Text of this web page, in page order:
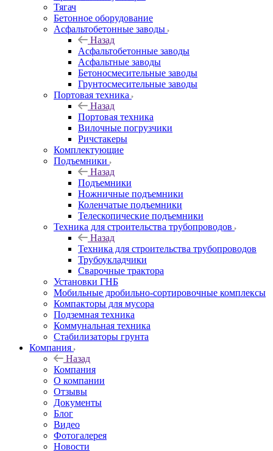
Тягач
Бетонное оборудование
Асфальтобетонные заводы
Назад
Асфальтобетонные заводы
Асфальтные заводы
Бетоносмесительные заводы
Грунтосмесительные заводы
Портовая техника
Назад
Портовая техника
Вилочные погрузчики
Ричстакеры
Комплектующие
Подъемники
Назад
Подъемники
Ножничные подъемники
Коленчатые подъемники
Телескопические подъемники
Техника для строительства трубопроводов
Назад
Техника для строительства трубопроводов
Трубоукладчики
Сварочные трактора
Установки ГНБ
Мобильные дробильно-сортировочные комплексы
Компакторы для мусора
Подземная техника
Коммунальная техника
Стабилизаторы грунта
Компания
Назад
Компания
О компании
Отзывы
Документы
Блог
Видео
Фотогалерея
Новости